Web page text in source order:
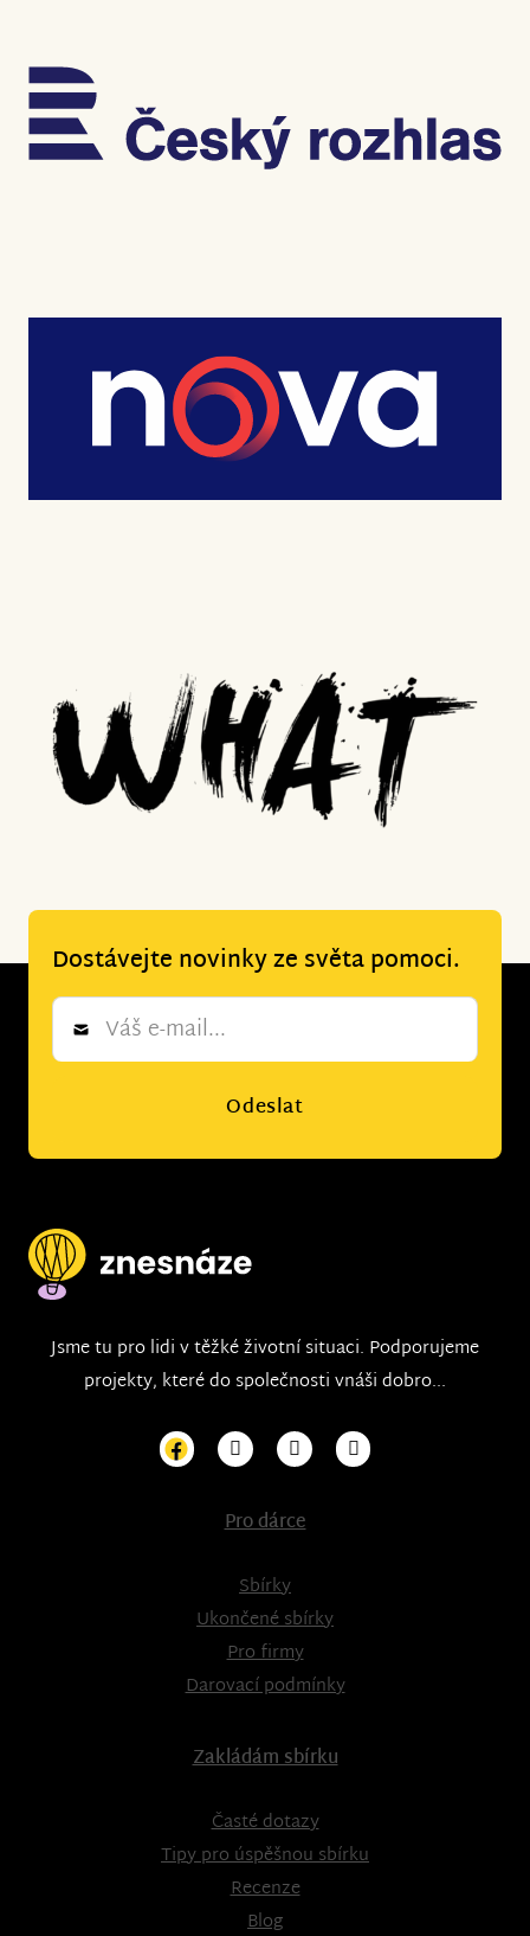
Dostávejte novinky ze světa pomoci.
Newsletter
Odeslat
Jsme tu pro lidi v těžké životní situaci. Podporujeme
projekty, které do společnosti vnáši dobro...
Pro dárce
Sbírky
Ukončené sbírky
Pro firmy
Darovací podmínky
Zakládám sbírku
Časté dotazy
Tipy pro úspěšnou sbírku
Recenze
Blog